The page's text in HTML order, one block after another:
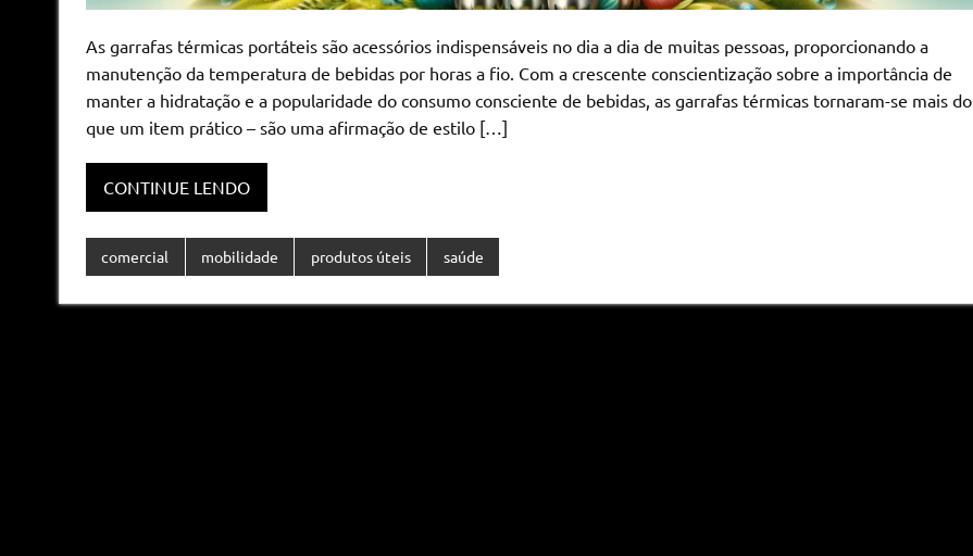
As garrafas térmicas portáteis são acessórios indispensáveis no dia a dia de muitas pessoas, proporcionando a
manutenção da temperatura de bebidas por horas a fio. Com a crescente conscientização sobre a importância de
manter a hidratação e a popularidade do consumo consciente de bebidas, as garrafas térmicas tornaram-se mais do
que um item prático – são uma afirmação de estilo […]
CONTINUE LENDO
comercial mobilidade produtos úteis saúde